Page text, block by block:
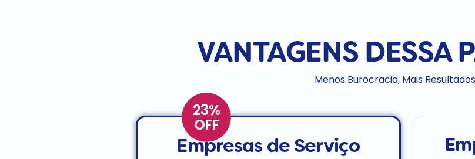
VANTAGENS DESSA
Menos Burocracia, Mais Resultados
Empresas de Serviço
23%
OFF